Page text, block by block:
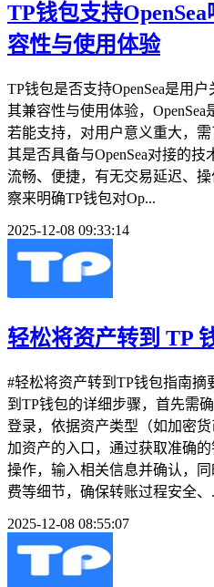
TP钱包支持
容性与使用体验
TP钱包是否支持OpenSea是用
其兼容性与使用体验，
若能支持，对用户意义重大，
其是否具备与OpenSea对接的
流畅、便捷，有无交易延迟、
察来明确TP钱包对Op...
2025-12-08 09:33:14
轻松将资产转到 TP
#轻松将资产转到TP钱包指南
到TP钱包的详细步骤，首先需
登录，依据资产类型（如加密
加资产的入口，通过获取准确
操作，输入相关信息并确认，
费等细节，确保转账过程安全、
2025-12-08 08:55:07